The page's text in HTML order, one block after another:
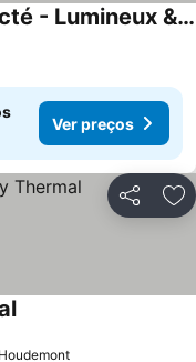
L'étincelant, Centré - Connecté - Lumineux & Cosy
Ver preços
Partilhar